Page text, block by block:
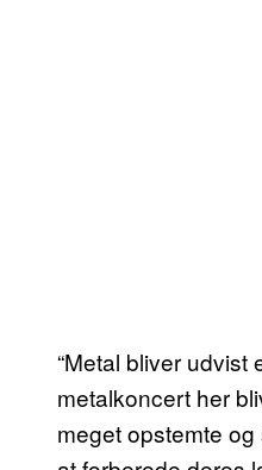
“Metal bliver
metalkoncert her
meget opstemte